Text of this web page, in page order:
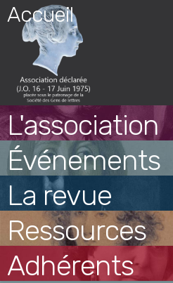
Skip
content
Accueil
L'association
Événements
La revue
Ressources
Adhérents